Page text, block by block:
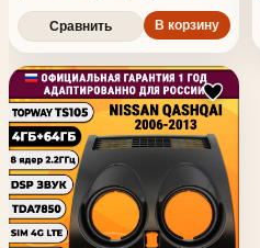
2013), TS105 8 ядер, 4/64гб,
Qled Incell, CarPlay/Android
Сравнить В корзину